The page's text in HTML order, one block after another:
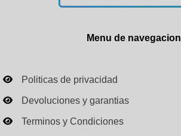
Menu de navegacion
Politicas de privacidad
Devoluciones y garantias
Terminos y Condiciones